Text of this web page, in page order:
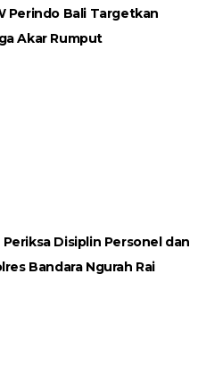
Perindo Bali Targetkan
Akar Rumput
Disiplin Personel dan
Bandara Ngurah Rai